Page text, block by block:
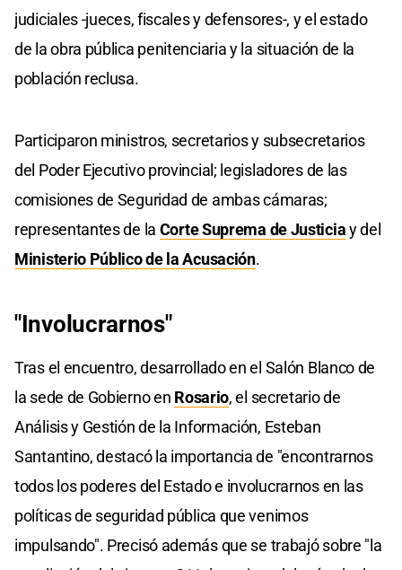
judiciales -jueces, fiscales y defensores-, y el estado
de la obra pública penitenciaria y la situación de la
población reclusa.
Participaron ministros, secretarios y subsecretarios
del Poder Ejecutivo provincial; legisladores de las
comisiones de Seguridad de ambas cámaras;
representantes de la Corte Suprema de Justiciay del
Ministerio Público de la Acusación.
"Involucrarnos"
Tras el encuentro, desarrollado en el Salón Blanco de
la sede de Gobierno en Rosario, el secretario de
Análisis y Gestión de la Información, Esteban
Santantino, destacó la importancia de "encontrarnos
todos los poderes del Estado e involucrarnos en las
políticas de seguridad pública que venimos
impulsando". Precisó además que se trabajó sobre "la